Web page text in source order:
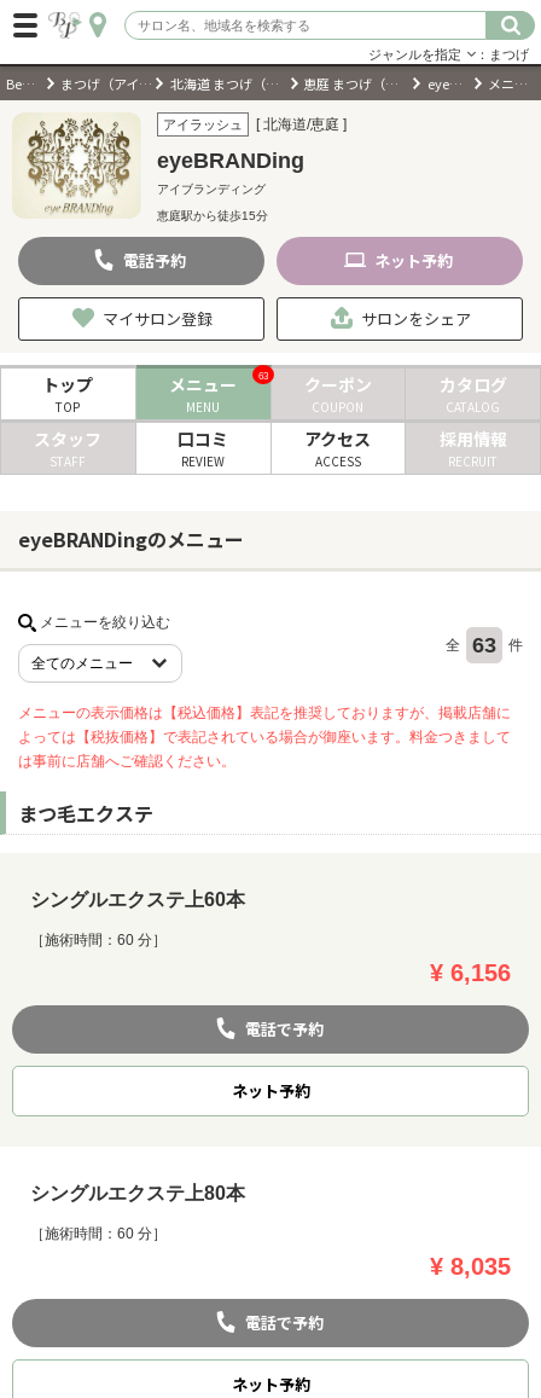
ログイン
会員登録（無料）
キーワード検索
ジャンルを選択
現在地から探す
ヘアサロン
ネイルサロン
エステサロン
美容クリニック
ヘアカタログ
ネイルカタログ
ジャンルを指定 ：まつげ
BeautyPark まつげ（アイラッシュ）サロン 北海道 まつげ（アイラッシュ）サロン 恵庭 まつげ（アイラッシュ）サロン eyeBRANDing メニュー・料金
アイラッシュ [ 北海道/恵庭 ]
eyeBRANDing
アイブランディング
恵庭駅から徒歩15分
電話予約 ネット予約
マイサロン登録 サロンをシェア
トップ
TOP
メニュー
MENU
63 クーポン
COUPON
カタログ
CATALOG
スタッフ
STAFF
口コミ
REVIEW
アクセス
ACCESS
採用情報
RECRUIT
eyeBRANDingのメニュー
メニューを絞り込む
全
63 件
メニューの表示価格は【税込価格】表記を推奨しておりますが、掲載店舗に
よっては【税抜価格】で表記されている場合が御座います。料金つきまして
は事前に店舗へご確認ください。
まつ毛エクステ
シングルエクステ上60本
［施術時間：60 分］
¥ 6,156
電話で予約
ネット予約
シングルエクステ上80本
［施術時間：60 分］
¥ 8,035
電話で予約
ネット予約